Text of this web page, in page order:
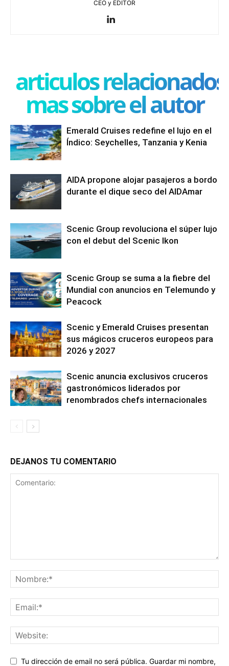
CEO y EDITOR
articulos relacionados
mas sobre el autor
Emerald Cruises redefine el lujo en el
Índico: Seychelles, Tanzania y Kenia
AIDA propone alojar pasajeros a bordo
durante el dique seco del AIDAmar
Scenic Group revoluciona el súper lujo
con el debut del Scenic Ikon
Scenic Group se suma a la fiebre del
Mundial con anuncios en Telemundo y
Peacock
Scenic y Emerald Cruises presentan
sus mágicos cruceros europeos para
2026 y 2027
Scenic anuncia exclusivos cruceros
gastronómicos liderados por
renombrados chefs internacionales
DEJANOS TU COMENTARIO
Tu dirección de email no será pública. Guardar mi nombre,